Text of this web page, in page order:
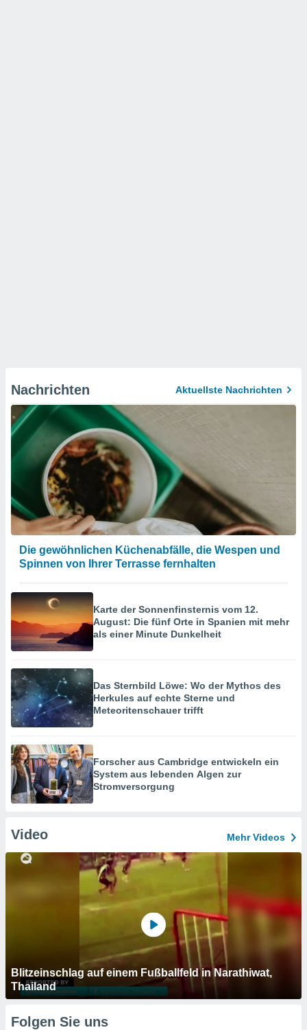
Nachrichten Aktuellste Nachrichten
Die gewöhnlichen Küchenabfälle, die Wespen und
Spinnen von Ihrer Terrasse fernhalten
Karte der Sonnenfinsternis vom 12.
August: Die fünf Orte in Spanien mit mehr
als einer Minute Dunkelheit
Das Sternbild Löwe: Wo der Mythos des
Herkules auf echte Sterne und
Meteoritenschauer trifft
Forscher aus Cambridge entwickeln ein
System aus lebenden Algen zur
Stromversorgung
Video Mehr Videos
Blitzeinschlag auf einem Fußballfeld in Narathiwat,
Thailand
Folgen Sie uns